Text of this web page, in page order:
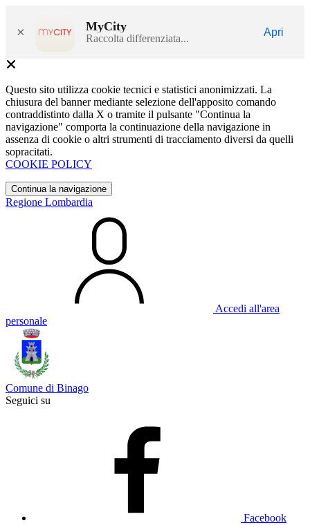
× MyCity
Raccolta differenziata...
Apri
Questo sito utilizza cookie tecnici e statistici anonimizzati. La
chiusura del banner mediante selezione dell'apposito comando
contraddistinto dalla X o tramite il pulsante "Continua la
navigazione" comporta la continuazione della navigazione in
assenza di cookie o altri strumenti di tracciamento diversi da quelli
sopracitati.
COOKIE POLICY
Continua la navigazione
Regione Lombardia
Accedi all'area
personale
Comune di Binago
Seguici su
Facebook